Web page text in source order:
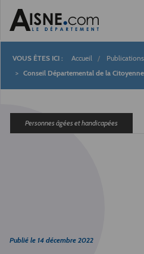
Fil
Accueil
Publications
Conseil Départemental de la
Personnes âgées et handicapées
Publié le 14 décembre 2022